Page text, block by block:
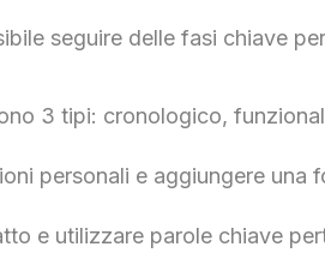
seguire delle fasi chiave
3 tipi: cronologico,
personali e aggiungere una
e utilizzare parole chiave